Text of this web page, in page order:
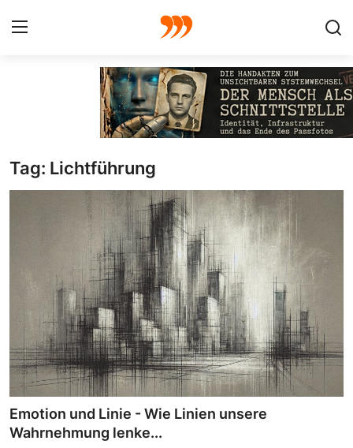
Galerie
Redaktion
Beiträge
Vorproduktion
Tag: Lichtführung
Emotion und Linie - Wie Linien unsere
Wahrnehmung lenke...